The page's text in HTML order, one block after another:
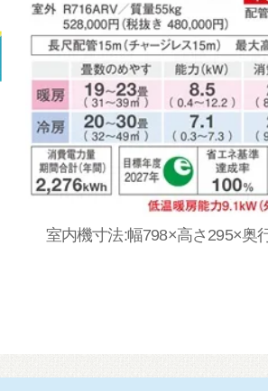
室内機寸法:幅798×高さ295×奥